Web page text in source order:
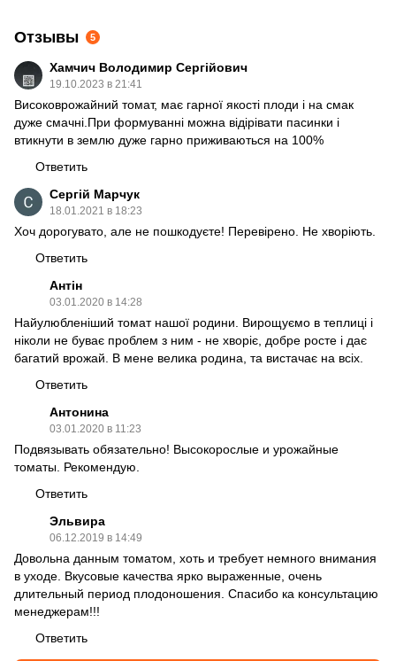
Отзывы 5
Хамчич Володимир Сергійович
19.10.2023 в 21:41
Високоврожайний томат, має гарної якості плоди і на смак
дуже смачні.При формуванні можна відірівати пасинки і
втикнути в землю дуже гарно приживаються на 100%
Ответить
Сергій Марчук
18.01.2021 в 18:23
Хоч дорогувато, але не пошкодуєте! Перевірено. Не хворіють.
Ответить
Антін
03.01.2020 в 14:28
Найулюбленіший томат нашої родини. Вирощуємо в теплиці і
ніколи не буває проблем з ним - не хворіє, добре росте і дає
багатий врожай. В мене велика родина, та вистачає на всіх.
Ответить
Антонина
03.01.2020 в 11:23
Подвязывать обязательно! Высокорослые и урожайные
томаты. Рекомендую.
Ответить
Эльвира
06.12.2019 в 14:49
Довольна данным томатом, хоть и требует немного внимания
в уходе. Вкусовые качества ярко выраженные, очень
длительный период плодоношения. Спасибо ка консультацию
менеджерам!!!
Ответить